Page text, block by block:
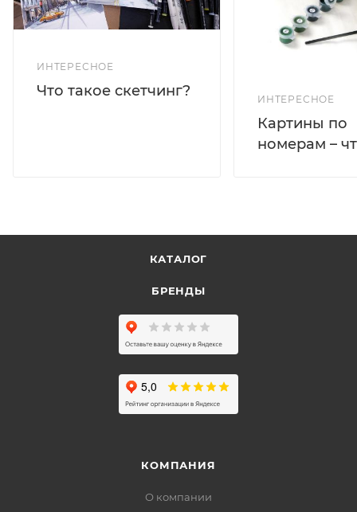
ИНТЕРЕСНОЕ
Что такое скетчинг?
ИНТЕРЕСНОЕ
Картины по
номерам –
КАТАЛОГ
БРЕНДЫ
КОМПАНИЯ
О компании